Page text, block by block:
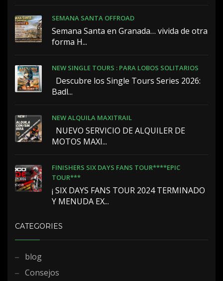
SEMANA SANTA OFFROAD
Semana Santa en Granada… vivida de otra
forma H...
NEW SINGLE TOURS : PARA LOBOS SOLITARIOS
️ ️ Descubre los Single Tours Series 2026:
Badl...
NEW ALQUILA MAXITRAIL
NUEVO SERVICIO DE ALQUILER DE
MOTOS MAXI...
FINISHERS SIX DAYS FANS TOUR****EPIC
TOUR***
¡ SIX DAYS FANS TOUR 2024 TERMINADO
Y MENUDA EX...
CATEGORIES
blog
Consejos